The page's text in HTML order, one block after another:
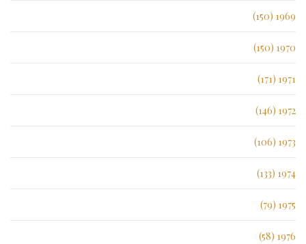
1969 (150)
1970 (150)
1971 (171)
1972 (146)
1973 (106)
1974 (133)
1975 (79)
1976 (58)